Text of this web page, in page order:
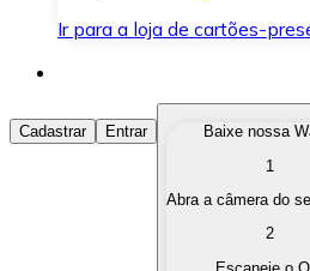
Ir para a loja de cartões-
Comprar Criptomoedas
Compre as criptomoedas
Converta suas
Cadastrar Entrar
Baixe nossa
1
Abra a câmera do
2